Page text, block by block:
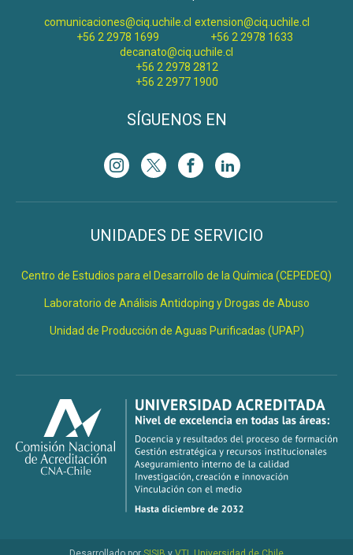
comunicaciones@ciq.uchile.cl
+56 2 2978 1699
extension@ciq.uchile.cl
+56 2 2978 1633
decanato@ciq.uchile.cl
+56 2 2978 2812
+56 2 2977 1900
SÍGUENOS EN
UNIDADES DE SERVICIO
Centro de Estudios para el Desarrollo de la Química (CEPEDEQ)
Laboratorio de Análisis Antidoping y Drogas de Abuso
Unidad de Producción de Aguas Purificadas (UPAP)